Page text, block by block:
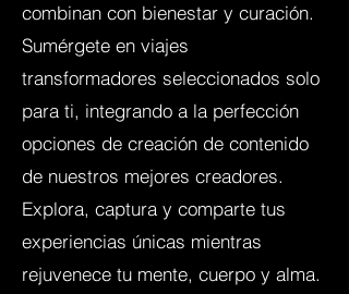
combinan con bienestar y curación.
Sumérgete en viajes
transformadores seleccionados solo
para ti, integrando a la perfección
opciones de creación de contenido
de nuestros mejores creadores.
Explora, captura y comparte tus
experiencias únicas mientras
rejuvenece tu mente, cuerpo y alma.